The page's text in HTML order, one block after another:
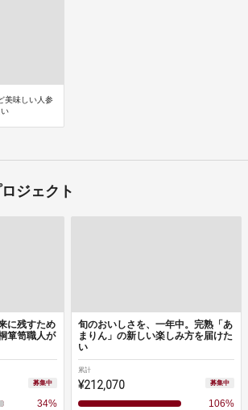
美味しい人参
ジェクト
に残すため
箪笥職人が
募集中
34%
旬のおいしさを、一年中。完熟「あ
まりん」の新しい楽しみ方を届けた
い
累計
¥212,070 募集中
106%